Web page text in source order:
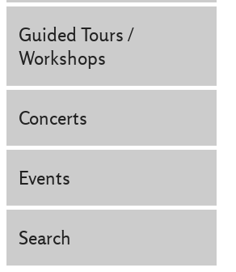
Guided Tours /
Workshops
Concerts
Events
Search